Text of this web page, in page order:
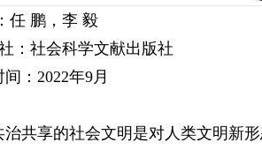
任 鹏，李 毅
：社会科学文献出版社
：2022年9月
治共享的社会文明是对人类文明新